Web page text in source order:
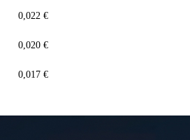
0,022 €
0,020 €
0,017 €